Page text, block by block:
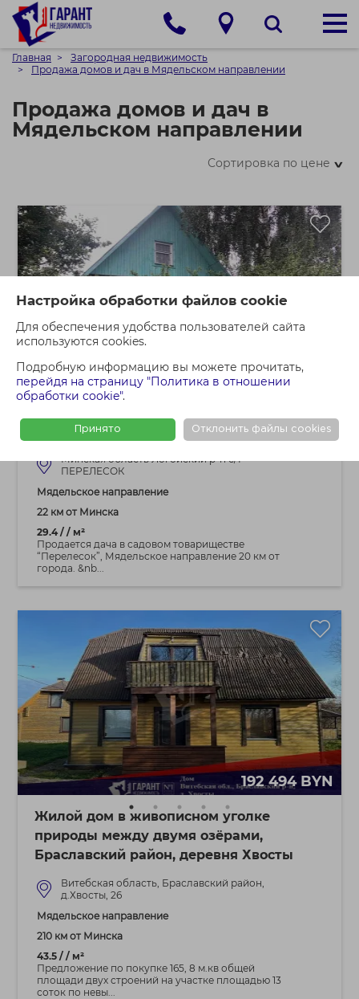
Настройка обработки файлов cookie
Для обеспечения удобства пользователей сайта
используются cookies.
Подробную информацию вы можете прочитать,
перейдя на страницу "Политика в отношении
обработки cookie".
Принято Отклонить файлы cookies
Главная
Загородная недвижимость
Продажа домов и дач в Мядельском направлении
Продажа домов и дач в
Мядельском направлении
Сортировка по цене>
44 905 BYN
р-н, Минская область)
Минская область Логойский р-н с/т
ПЕРЕЛЕСОК
Мядельское направление
22 км от Минска
29.4 / / м²
Продается дача в садовом товариществе
“Перелесок”, Мядельское направление 20 км от
города. &nb...
192 494 BYN
Жилой дом в живописном уголке
природы между двумя озёрами,
Браславский район, деревня Хвосты
Витебская область, Браславский район,
д.Хвосты, 26
Мядельское направление
210 км от Минска
43.5 / / м²
Предложение по покупке 165, 8 м.кв общей
площади двух строений на участке площадью 13
соток по невы...